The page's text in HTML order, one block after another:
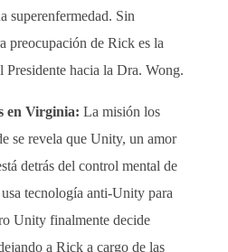
superenfermedad. Sin
preocupación de Rick es la
Presidente hacia la Dra. Wong.
en Virginia: La misión los
se revela que Unity, un amor
detrás del control mental de
tecnología anti-Unity para
Unity finalmente decide
a Rick a cargo de las